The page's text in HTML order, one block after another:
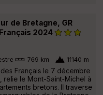
de Bretagne, GR
2024
769 km 11140 m
Français le 7 décembre
relie le Mont-Saint-Michel à
bretons. Il traverse